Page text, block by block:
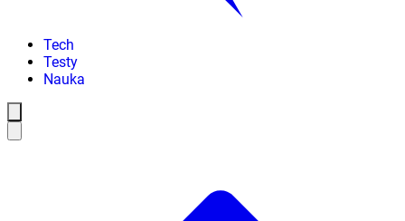
Tech
Testy
Nauka